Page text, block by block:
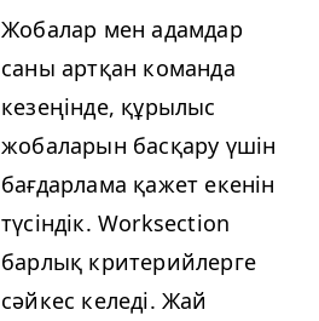
Жобалар мен адамдар
саны артқан команда
кезеңінде, құрылыс
жобаларын басқару үшін
бағдарлама қажет екенін
түсіндік. Work­sec­tion
барлық критерийлерге
сәйкес келеді. Жай